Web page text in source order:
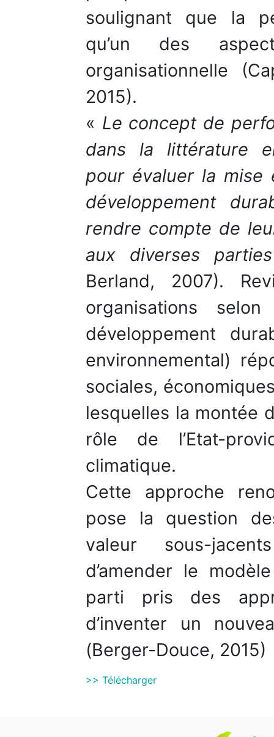
soulignant que la
qu’un des
organisationnelle
2015).
« Le concept de
dans la littérature
pour évaluer la
développement
rendre compte de
aux diverses
Berland, 2007).
organisations
développement
environnemental)
sociales,
lesquelles la montée
rôle de l’Etat-
climatique.
Cette approche
pose la question
valeur sous-
d’amender le
parti pris des
d’inventer un
(Berger-Douce, 2015)
>> Télécharger